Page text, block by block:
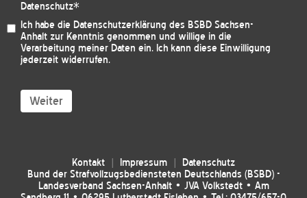
Datenschutz*
Ich habe die Datenschutzerklärung des BSBD Sachsen-
Anhalt zur Kenntnis genommen und willige in die
Verarbeitung meiner Daten ein. Ich kann diese Einwilligung
jederzeit widerrufen.
Weiter
Kontakt Impressum
Datenschutz
Bund der Strafvollzugsbediensteten Deutschlands (BSBD) -
Landesverband Sachsen-Anhalt • JVA Volkstedt • Am